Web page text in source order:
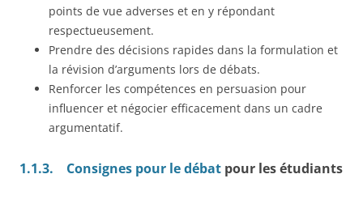
points de vue adverses et en y répondant
respectueusement.
Prendre des décisions rapides dans la formulation et
la révision d’arguments lors de débats.
Renforcer les compétences en persuasion pour
influencer et négocier efficacement dans un cadre
argumentatif.
1.1.3. Consignes pour le débat pour les étudiants